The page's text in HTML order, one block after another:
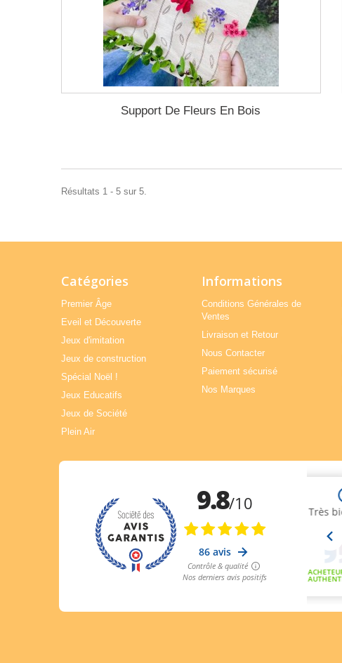
Support De Fleurs En Bois
Résultats 1 - 5 sur 5.
Catégories
Premier Âge
Eveil et Découverte
Jeux d'imitation
Jeux de construction
Spécial Noël !
Jeux Educatifs
Jeux de Société
Plein Air
Informations
Conditions Générales de
Ventes
Livraison et Retour
Nous Contacter
Paiement sécurisé
Nos Marques